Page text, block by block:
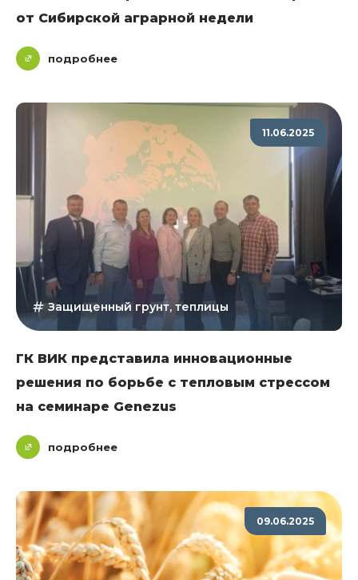
от Сибирской аграрной недели
подробнее
11.06.2025
Защищенный грунт, теплицы
ГК ВИК представила инновационные
решения по борьбе с тепловым стрессом
на семинаре Genezus
подробнее
09.06.2025